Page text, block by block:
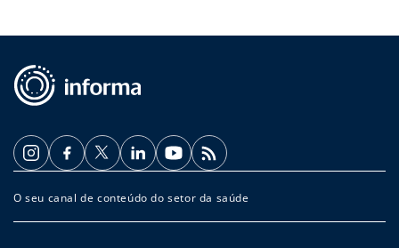
O seu canal de conteúdo do setor da saúde